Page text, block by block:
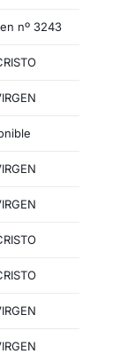
nº 3243